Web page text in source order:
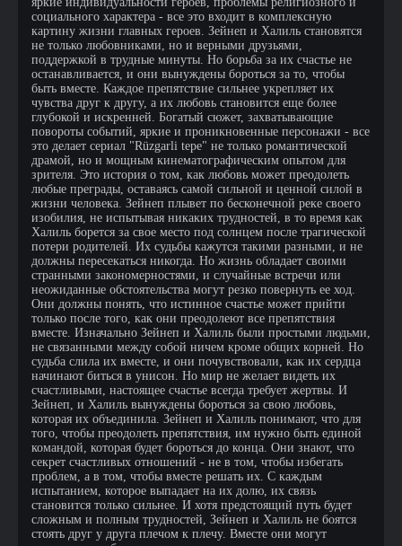
социального характера - все это входит в комплексную
картину жизни главных героев. Зейнеп и Халиль становятся
не только любовниками, но и верными друзьями,
поддержкой в трудные минуты. Но борьба за их счастье не
останавливается, и они вынуждены бороться за то, чтобы
быть вместе. Каждое препятствие сильнее укрепляет их
чувства друг к другу, а их любовь становится еще более
глубокой и искренней. Богатый сюжет, захватывающие
повороты событий, яркие и проникновенные персонажи - все
это делает сериал "Rüzgarli tepe" не только романтической
драмой, но и мощным кинематографическим опытом для
зрителя. Это история о том, как любовь может преодолеть
любые преграды, оставаясь самой сильной и ценной силой в
жизни человека. Зейнеп плывет по бесконечной реке своего
изобилия, не испытывая никаких трудностей, в то время как
Халиль борется за свое место под солнцем после трагической
потери родителей. Их судьбы кажутся такими разными, и не
должны пересекаться никогда. Но жизнь обладает своими
странными закономерностями, и случайные встречи или
неожиданные обстоятельства могут резко повернуть ее ход.
Они должны понять, что истинное счастье может прийти
только после того, как они преодолеют все препятствия
вместе. Изначально Зейнеп и Халиль были простыми людьми,
не связанными между собой ничем кроме общих корней. Но
судьба слила их вместе, и они почувствовали, как их сердца
начинают биться в унисон. Но мир не желает видеть их
счастливыми, настоящее счастье всегда требует жертвы. И
Зейнеп, и Халиль вынуждены бороться за свою любовь,
которая их объединила. Зейнеп и Халиль понимают, что для
того, чтобы преодолеть препятствия, им нужно быть единой
командой, которая будет бороться до конца. Они знают, что
секрет счастливых отношений - не в том, чтобы избегать
проблем, а в том, чтобы вместе решать их. С каждым
испытанием, которое выпадает на их долю, их связь
становится только сильнее. И хотя предстоящий путь будет
сложным и полным трудностей, Зейнеп и Халиль не боятся
стоять друг у друга плечом к плечу. Вместе они могут